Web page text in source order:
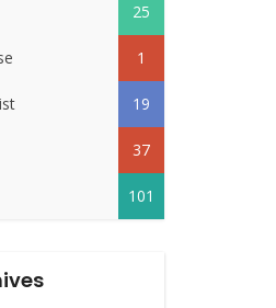
25
1
19
37
101